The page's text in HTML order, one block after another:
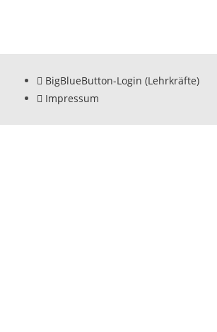
BigBlueButton-Login (Lehrkräfte)
Impressum